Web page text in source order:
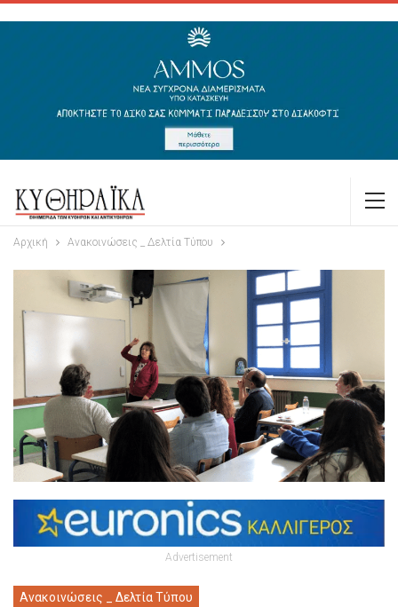
Αρχική Ανακοινώσεις _ Δελτία Τύπου
Advertisement
Ανακοινώσεις _ Δελτία Τύπου